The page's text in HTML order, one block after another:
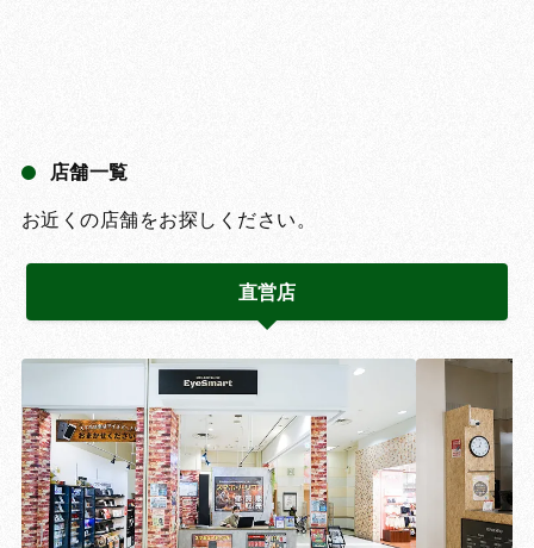
店舗一覧
お近くの店舗をお探しください。
直営店